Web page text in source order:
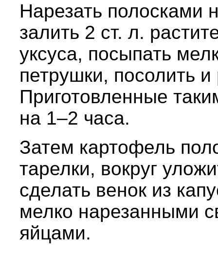
Нарезать полосками
залить 2 ст. л.
уксуса, посыпать
петрушки, посолить
Приготовленные
на 1–2 часа.
Затем картофель
тарелки, вокруг
сделать венок из
мелко нарезанными
яйцами.